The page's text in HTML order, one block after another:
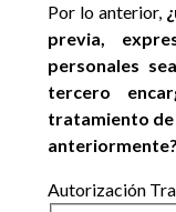
Por lo anterior,
previa,
personales
tercero
tratamiento de
anteriormente?
Autorización